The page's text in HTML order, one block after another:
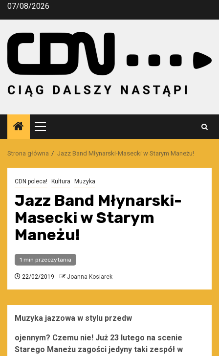
Przejdź
07/08/2026
Menu
główne
Strona główna Jazz Band Młynarski-Masecki w Starym Maneżu!
CDN poleca! Kultura Muzyka
Jazz Band Młynarski-
Masecki w Starym
Maneżu!
1 min przeczytania
22/02/2019 Joanna Kosiarek
Muzyka jazzowa w stylu przedw
ojennym? Czemu nie! Już 23 lutego na scenie
Starego Maneżu zagości jedyny taki zespół w